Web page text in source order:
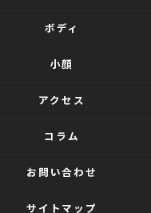
ボディ
小顔
アクセス
コラム
お問い合わせ
サイトマップ